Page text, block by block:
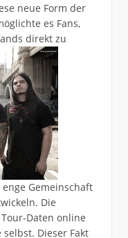
neue Form der
es Fans,
direkt zu
Gemeinschaft
Die
Daten online
Dieser Fakt